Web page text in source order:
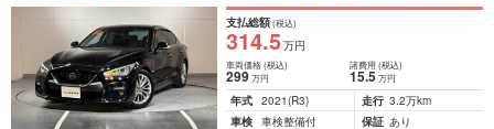
支払総額(税込)
314.5万円
車両価格(税込)
299万円
諸費用 (税込)
15.5 万円
年式 2021(R3) 走行 3.2万km
車検 車検整備付 保証 あり